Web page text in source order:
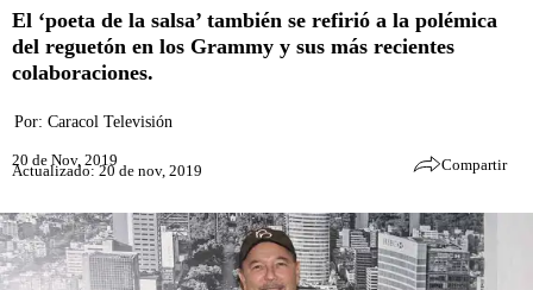
El ‘poeta de la salsa’ también se refirió a la polémica
del reguetón en los Grammy y sus más recientes
colaboraciones.
Por: Caracol Televisión
20 de Nov, 2019
Actualizado: 20 de nov, 2019 Compartir